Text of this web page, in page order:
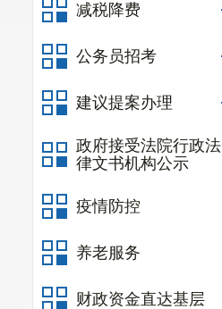
减税降费
公务员招考
建议提案办理
政府接受法院行政法
律文书机构公示
疫情防控
养老服务
财政资金直达基层